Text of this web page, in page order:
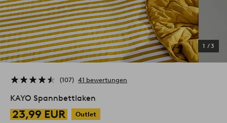
1 /3
107 41 bewertungen
KAYO Spannbettlaken
23,99 EUR
Outlet